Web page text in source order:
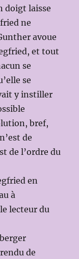
doigt laisse
ne
avoue
et tout
se
se
y instiller
bref,
de
de l’ordre du
en
à
lecteur du
de